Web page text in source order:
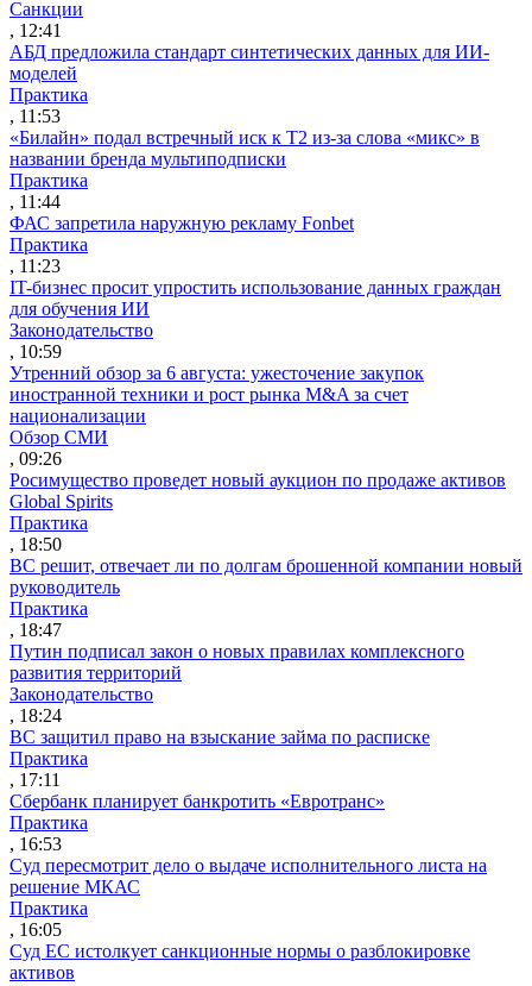
Санкции
, 12:41
АБД предложила стандарт синтетических данных для ИИ-
моделей
Практика
, 11:53
«Билайн» подал встречный иск к Т2 из-за слова «микс» в
названии бренда мультиподписки
Практика
, 11:44
ФАС запретила наружную рекламу Fonbet
Практика
, 11:23
IT-бизнес просит упростить использование данных граждан
для обучения ИИ
Законодательство
, 10:59
Утренний обзор за 6 августа: ужесточение закупок
иностранной техники и рост рынка M&A за счет
национализации
Обзор СМИ
, 09:26
Росимущество проведет новый аукцион по продаже активов
Global Spirits
Практика
, 18:50
ВС решит, отвечает ли по долгам брошенной компании новый
руководитель
Практика
, 18:47
Путин подписал закон о новых правилах комплексного
развития территорий
Законодательство
, 18:24
ВС защитил право на взыскание займа по расписке
Практика
, 17:11
Сбербанк планирует банкротить «Евротранс»
Практика
, 16:53
Суд пересмотрит дело о выдаче исполнительного листа на
решение МКАС
Практика
, 16:05
Суд ЕС истолкует санкционные нормы о разблокировке
активов